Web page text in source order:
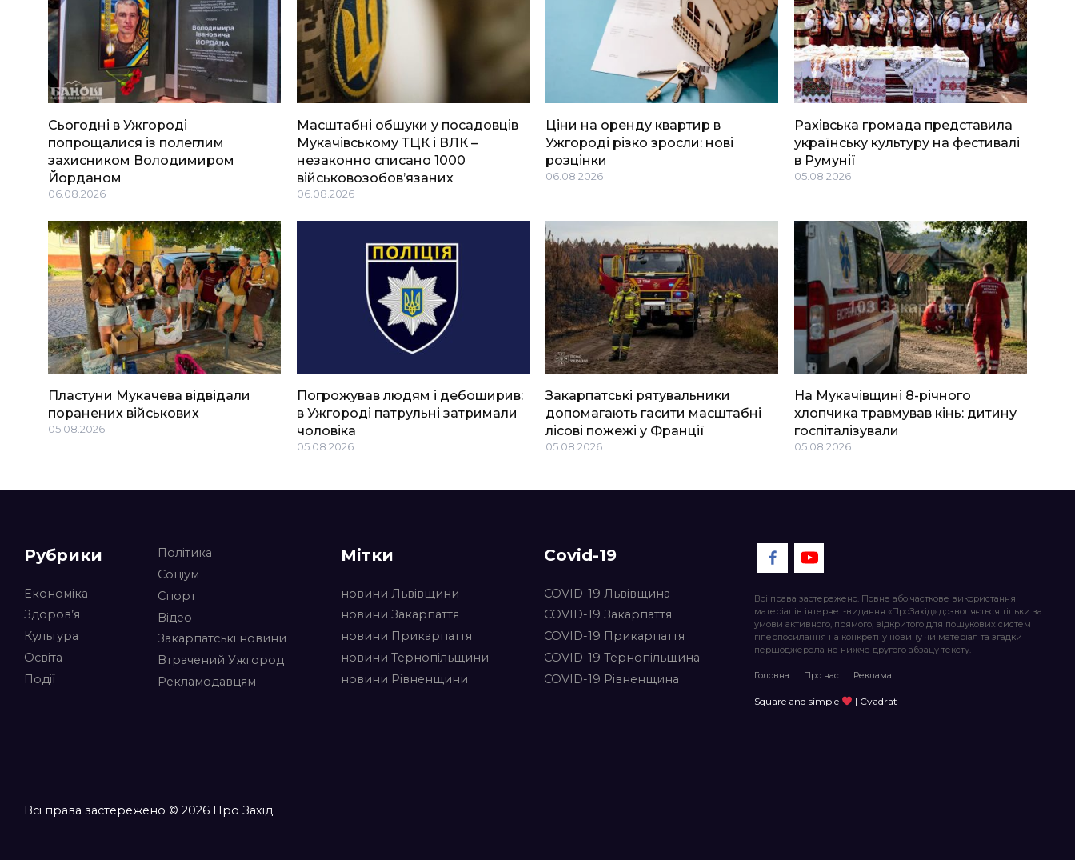
Сьогодні в Ужгороді
попрощалися із полеглим
захисником Володимиром
Йорданом
06.08.2026
Масштабні обшуки у посадовців
Мукачівському ТЦК і ВЛК –
незаконно списано 1000
військовозобов’язаних
06.08.2026
Ціни на оренду квартир в
Ужгороді різко зросли: нові
розцінки
06.08.2026
Рахівська громада представила
українську культуру на фестивалі
в Румунії
05.08.2026
Пластуни Мукачева відвідали
поранених військових
05.08.2026
Погрожував людям і дебоширив:
в Ужгороді патрульні затримали
чоловіка
05.08.2026
Закарпатські рятувальники
допомагають гасити масштабні
лісові пожежі у Франції
05.08.2026
На Мукачівщині 8-річного
хлопчика травмував кінь: дитину
госпіталізували
05.08.2026
Рубрики
Економіка
Здоров’я
Культура
Освіта
Події
Політика
Соціум
Спорт
Відео
Закарпатські новини
Втрачений Ужгород
Рекламодавцям
Мітки
новини Львівщини
новини Закарпаття
новини Прикарпаття
новини Тернопільщини
новини Рівненщини
Covid-19
COVID-19 Львівщина
COVID-19 Закарпаття
COVID-19 Прикарпаття
COVID-19 Тернопільщина
COVID-19 Рівненщина
Всі права застережено. Повне або часткове використання
матеріалів інтернет-видання «ПроЗахід» дозволяється тільки за
умови активного, прямого, відкритого для пошукових систем
гіперпосилання на конкретну новину чи матеріал та згадки
першоджерела не нижче другого абзацу тексту.
Головна Про нас Реклама
Square and simple | Cvadrat
Всі права застережено © 2026 Про Захід